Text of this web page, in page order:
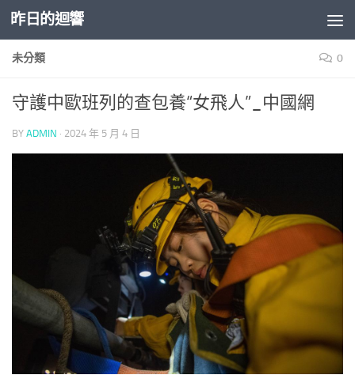
Skip to content
昨日的迴響
未分類 0
守護中歐班列的查包養“女飛人”_中國網
BY ADMIN · 2024 年 5 月 4 日